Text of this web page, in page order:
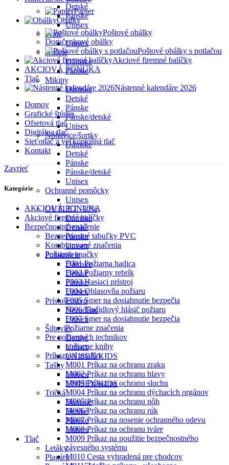
Detské
Pánske
Unisex
Froté
Unisex
Košele
Dámske
Pánske
Mikiny
Dámske
Detské
Pánske
Pánske/detské
Unisex
Nohavice/šortky
Dámske
Detské
Pánske
Pánske/detské
Unisex
Ochranné pomôcky
Unisex
OUTLET -30%
Dámske
Detské
Pánske
Unisex
Polokošele
Dámske
Detské
Pánske
Unisex
Príslušenstvo
Nezadáno
Unisex
Šiltovky
Detské
Unisex
UNISEX/KIDS
Tašky
Unisex
UNISEX/KIDS
Tričká
Dámske
Detské
Pánske
Unisex
Tlač
Letáky
Plagáty
Papier
Obálky
Poštové obálky
Doručenkové obálky
Poštové obálky s potlačou
Akciové firemné balíčky
AKCIOVÁ PONUKA
Tlač
Nástenné kalendáre 2026
Domov
Grafické štúdio
Ofsetová tlač
Digitálna tlač
Sieťotlač a veľkoplošná tlač
Kontakt
Zavrieť
Kategórie
AKCIOVÁ PONUKA
Akciové firemné balíčky
Bezpečnostné značenie
Bezpečnostné tabuľky PVC
Kombinované značenia
Požiarne značky
F001 Požiarna hadica
F002 Požiarny rebrík
F003 Hasiaci prístroj
F004 Ohlasovňa požiaru
F005 Smer na dosiahnutie bezpečia
F006 Tlačidlový hlásič požiaru
F007 Smer na dosiahnutie bezpečia
Požiarne značenia
Pre požiarnych technikov
požiarne knihy
Príkazové značky
M001 Príkaz na ochranu zraku
M002 Príkaz na ochranu hlavy
M003 Príkaz na ochranu sluchu
M004 Príkaz na ochranu dýchacích orgánov
M005 Príkaz na ochranu nôh
M006 Príkaz na ochranu rúk
M007 Príkaz na nosenie ochranného odevu
M008 Príkaz na ochranu tváre
M009 Príkaz na použitie bezpečnostného
závesného systému
M010 Cesta vyhradená pre chodcov